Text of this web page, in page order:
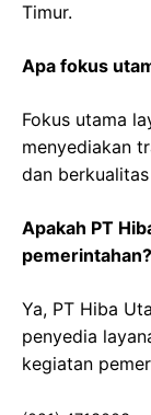
Timur.
Apa fokus
Fokus utama
menyediakan
dan
Apakah PT
pemerintahan?
Ya, PT Hiba
penyedia
kegiatan